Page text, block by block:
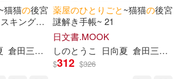
倉田三ノ路(画)(1)
ロー文庫/主婦の友イン
フォス)(1)
ージェント(30)
エニックス(17)
展開
~猫猫の後宮
キングテ
倉田三ノ路
薬屋のひと り ごと~猫猫の後宮
謎解き手帳~ 21
日文書.MOOK
しのと うこ 日向夏 倉田三ノ路
$312 $326